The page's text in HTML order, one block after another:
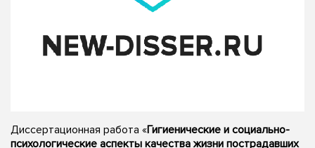
Диссертационная работа «Гигиенические и социально-
психологические аспекты качества жизни пострадавших